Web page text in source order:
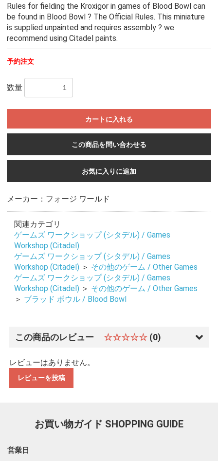
Rules for fielding the Kroxigor in games of Blood Bowl can
be found in Blood Bowl ? The Official Rules. This miniature
is supplied unpainted and requires assembly ? we
recommend using Citadel paints.
予約注文
数量
カートに入れる
この商品を問い合わせる
お買い物を続ける
お気に入りに追加
メーカー：フォージ ワールド
関連カテゴリ
ゲームズ ワークショップ (シタデル) / Games
Workshop (Citadel)
ゲームズ ワークショップ (シタデル) / Games
Workshop (Citadel) ＞ その他のゲーム / Other Games
ゲームズ ワークショップ (シタデル) / Games
Workshop (Citadel) ＞ その他のゲーム / Other Games
＞ ブラッド ボウル / Blood Bowl
この商品のレビュー ☆☆☆☆☆ (0)
レビューはありません。
レビューを投稿
お買い物ガイド SHOPPING GUIDE
営業日